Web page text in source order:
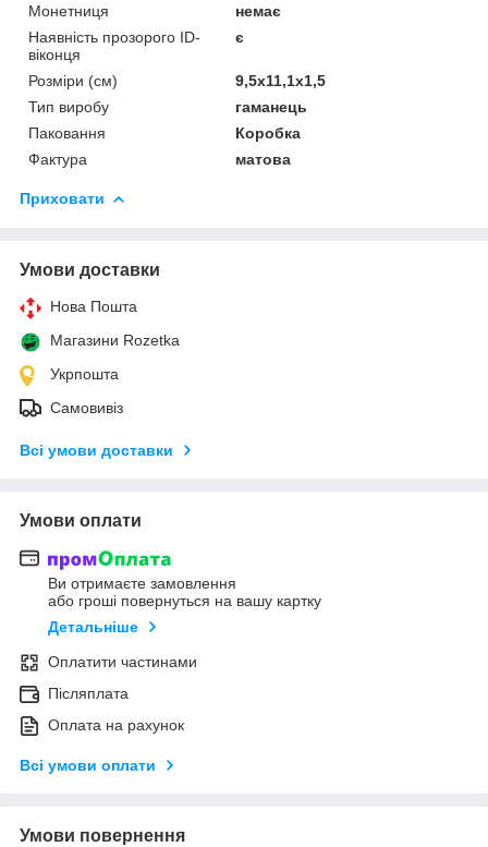
Монетниця
немає
Наявність прозорого ID-
віконця
є
Розміри (см)
9,5х11,1х1,5
Тип виробу
гаманець
Паковання
Коробка
Фактура
матова
Приховати
Умови доставки
Нова Пошта
Магазини Rozetka
Укрпошта
Самовивіз
Всі умови доставки
Умови оплати
Ви отримаєте замовлення
або гроші повернуться на вашу картку
Детальніше
Оплатити частинами
Післяплата
Оплата на рахунок
Всі умови оплати
Умови повернення